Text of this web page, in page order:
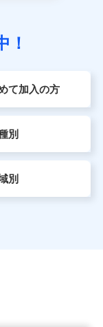
）
life.co.jp）
社
！
て加入の方
別
別